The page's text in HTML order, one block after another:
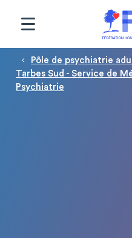
Fil d'Ariane
Pôle de psychiatrie
Tarbes Sud - Service de
Psychiatrie
Panneau de gestion des